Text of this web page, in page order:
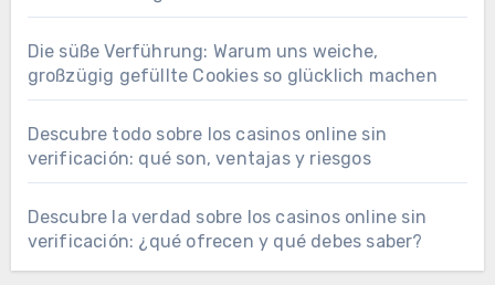
Die süße Verführung: Warum uns weiche,
großzügig gefüllte Cookies so glücklich machen
Descubre todo sobre los casinos online sin
verificación: qué son, ventajas y riesgos
Descubre la verdad sobre los casinos online sin
verificación: ¿qué ofrecen y qué debes saber?